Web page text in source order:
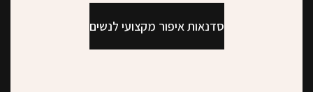
סדנאות איפור מקצועי לנשים